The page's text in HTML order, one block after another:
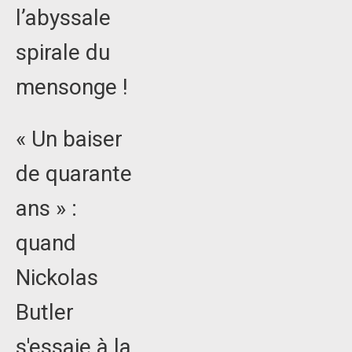
l’abyssale
spirale du
mensonge !
« Un baiser
de quarante
ans » :
quand
Nickolas
Butler
s'essaie à la